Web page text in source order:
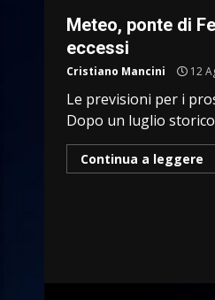
Meteo, ponte di
eccessi
Cristiano Mancini 12
Le previsioni per i
Dopo un luglio
Continua a leggere